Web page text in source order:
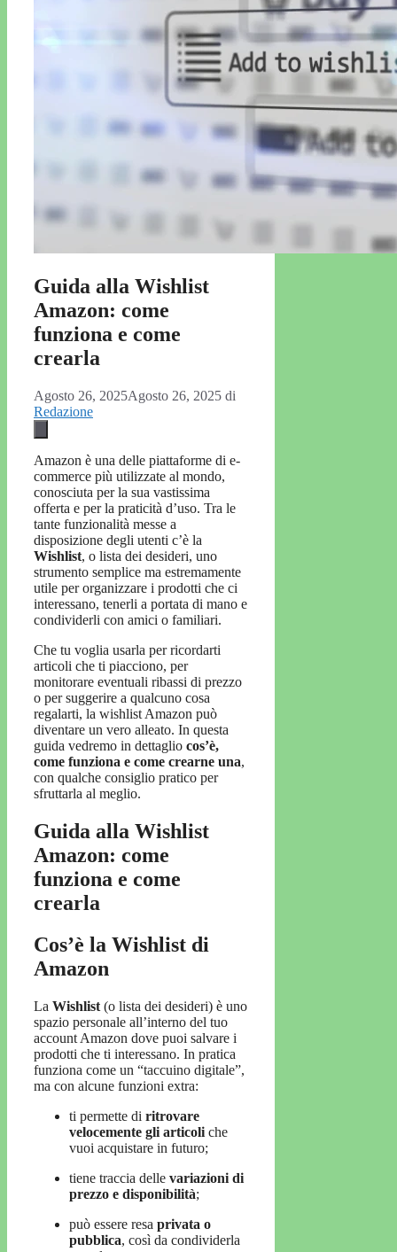
Guida alla Wishlist
Amazon: come
funziona e come
crearla
Agosto 26, 2025Agosto 26, 2025 di
Redazione
Amazon è una delle piattaforme di e-
commerce più utilizzate al mondo,
conosciuta per la sua vastissima
offerta e per la praticità d’uso. Tra le
tante funzionalità messe a
disposizione degli utenti c’è la
Wishlist, o lista dei desideri, uno
strumento semplice ma estremamente
utile per organizzare i prodotti che ci
interessano, tenerli a portata di mano e
condividerli con amici o familiari.
Che tu voglia usarla per ricordarti
articoli che ti piacciono, per
monitorare eventuali ribassi di prezzo
o per suggerire a qualcuno cosa
regalarti, la wishlist Amazon può
diventare un vero alleato. In questa
guida vedremo in dettaglio cos’è,
come funziona e come crearne una,
con qualche consiglio pratico per
sfruttarla al meglio.
Guida alla Wishlist
Amazon: come
funziona e come
crearla
Cos’è la Wishlist di
Amazon
La Wishlist (o lista dei desideri) è uno
spazio personale all’interno del tuo
account Amazon dove puoi salvare i
prodotti che ti interessano. In pratica
funziona come un “taccuino digitale”,
ma con alcune funzioni extra:
ti permette di ritrovare
velocemente gli articoli che
vuoi acquistare in futuro;
tiene traccia delle variazioni di
prezzo e disponibilità;
può essere resa privata o
pubblica, così da condividerla